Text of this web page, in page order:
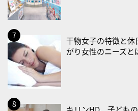
・世界アルツハイマー月間
・健康増進普及月間
・歯ヂカラ探究月間
・職場の健康診断実施強化月間
・大腸がん検診の日
・防災の日
2026/09/02(水)
干物女子の特徴と休
がり女性のニーズと